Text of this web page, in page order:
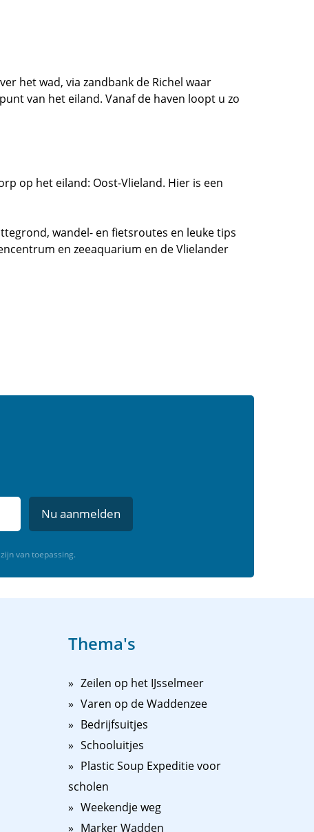
het wad, via zandbank de Richel waar
van het eiland. Vanaf de haven loopt u zo
op het eiland: Oost-Vlieland. Hier is een
wandel- en fietsroutes en leuke tips
en zeeaquarium en de Vlielander
Nu aanmelden
zijn van toepassing.
Thema's
Zeilen op het IJsselmeer
Varen op de Waddenzee
Bedrijfsuitjes
Schooluitjes
Plastic Soup Expeditie voor
scholen
Weekendje weg
Marker Wadden